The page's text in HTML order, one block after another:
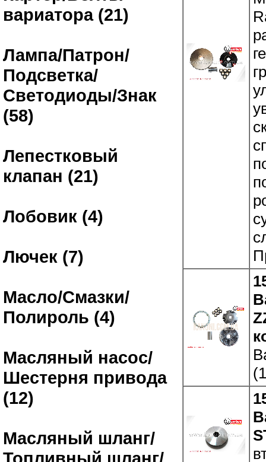
вариатора (21)
Лампа/Патрон/
Подсветка/
Светодиоды/Знак
(58)
Лепестковый
клапан (21)
Лобовик (4)
Лючек (7)
Масло/Смазки/
Полироль (4)
Масляный насос/
Шестерня привода
(12)
Масляный шланг/